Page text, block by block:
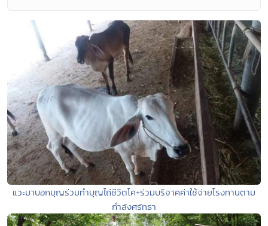
แวะมาบอกบุญร่วมทำบุญไถ่ชีวิตโค+ร่วมบริจาคค่าใช้จ่ายโรงทานตาม
กำลังศรัทธา